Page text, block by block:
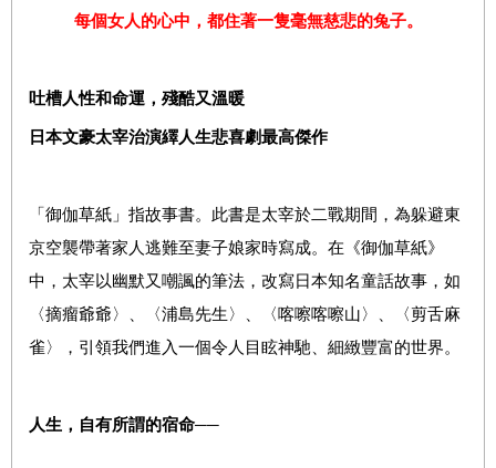
每個女人的心中，都住著一隻毫無慈悲的兔子。
吐槽人性和命運，殘酷又溫暖
日本文豪太宰治演繹人生悲喜劇最高傑作
「御伽草紙」指故事書。此書是太宰於二戰期間，為躲避東
京空襲帶著家人逃難至妻子娘家時寫成。在《御伽草紙》
中，太宰以幽默又嘲諷的筆法，改寫日本知名童話故事，如
〈摘瘤爺爺〉、〈浦島先生〉、〈喀嚓喀嚓山〉、〈剪舌麻
雀〉，引領我們進入一個令人目眩神馳、細緻豐富的世界。
人生，自有所謂的宿命──